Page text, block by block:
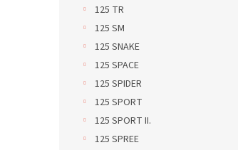
125 TR
125 SM
125 SNAKE
125 SPACE
125 SPIDER
125 SPORT
125 SPORT II.
125 SPREE